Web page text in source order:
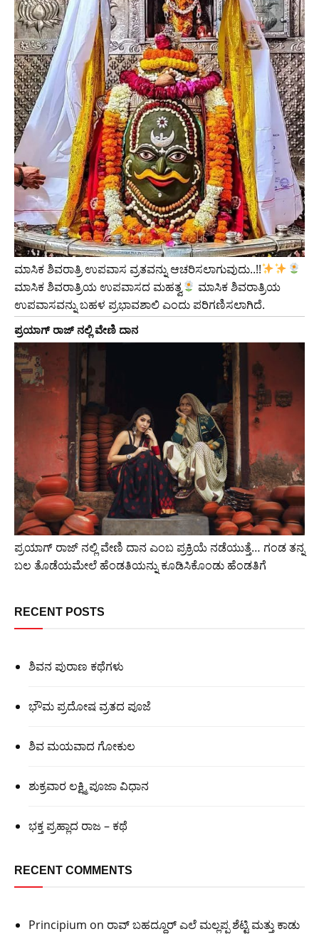
ಮಾಸಿಕ ಶಿವರಾತ್ರಿ ಉಪವಾಸ ವ್ರತವನ್ನು ಆಚರಿಸಲಾಗುವುದು..!!
ಮಾಸಿಕ ಶಿವರಾತ್ರಿಯ ಉಪವಾಸದ ಮಹತ್ವ
ಮಾಸಿಕ ಶಿವರಾತ್ರಿಯ
ಉಪವಾಸವನ್ನು ಬಹಳ ಪ್ರಭಾವಶಾಲಿ ಎಂದು ಪರಿಗಣಿಸಲಾಗಿದೆ.
ಪ್ರಯಾಗ್ ರಾಜ್ ನಲ್ಲಿ ವೇಣಿ ದಾನ
ಪ್ರಯಾಗ್ ರಾಜ್ ನಲ್ಲಿ ವೇಣಿ ದಾನ ಎಂಬ ಪ್ರಕ್ರಿಯೆ ನಡೆಯುತ್ತೆ… ಗಂಡ ತನ್ನ
ಬಲ ತೊಡೆಯಮೇಲೆ ಹೆಂಡತಿಯನ್ನು ಕೂಡಿಸಿಕೊಂಡು ಹೆಂಡತಿಗೆ
RECENT POSTS
ಶಿವನ ಪುರಾಣ ಕಥೆಗಳು
ಭೌಮ ಪ್ರದೋಷ ವ್ರತದ ಪೂಜೆ
ಶಿವ ಮಯವಾದ ಗೋಕುಲ
ಶುಕ್ರವಾರ ಲಕ್ಷ್ಮಿ ಪೂಜಾ ವಿಧಾನ
ಭಕ್ತ ಪ್ರಹ್ಲಾದ ರಾಜ – ಕಥೆ
RECENT COMMENTS
Principium on ರಾವ್ ಬಹದ್ದೂರ್ ಎಲೆ ಮಲ್ಲಪ್ಪ ಶೆಟ್ಟಿ ಮತ್ತು ಕಾಡು